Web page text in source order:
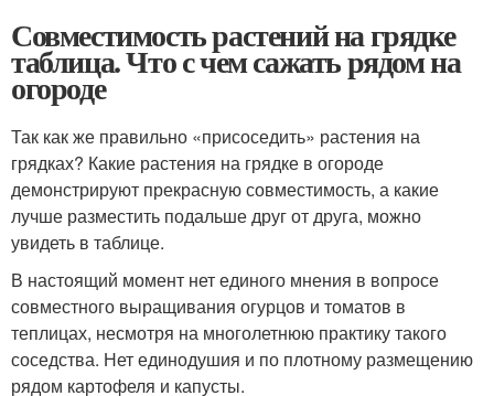
Совместимость растений на грядке
таблица. Что с чем сажать рядом на
огороде
Так как же правильно «присоседить» растения на
грядках? Какие растения на грядке в огороде
демонстрируют прекрасную совместимость, а какие
лучше разместить подальше друг от друга, можно
увидеть в таблице.
В настоящий момент нет единого мнения в вопросе
совместного выращивания огурцов и томатов в
теплицах, несмотря на многолетнюю практику такого
соседства. Нет единодушия и по плотному размещению
рядом картофеля и капусты.